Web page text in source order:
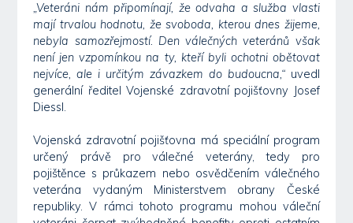
„Veteráni nám připomínají, že odvaha a služba vlasti
mají trvalou hodnotu, že svoboda, kterou dnes žijeme,
nebyla samozřejmostí. Den válečných veteránů však
není jen vzpomínkou na ty, kteří byli ochotni obětovat
nejvíce, ale i určitým závazkem do budoucna,“uvedl
generální ředitel Vojenské zdravotní pojišťovny Josef
Diessl.
Vojenská zdravotní pojišťovna má speciální program
určený právě pro válečné veterány, tedy pro
pojištěnce s průkazem nebo osvědčením válečného
veterána vydaným Ministerstvem obrany České
republiky. V rámci tohoto programu mohou váleční